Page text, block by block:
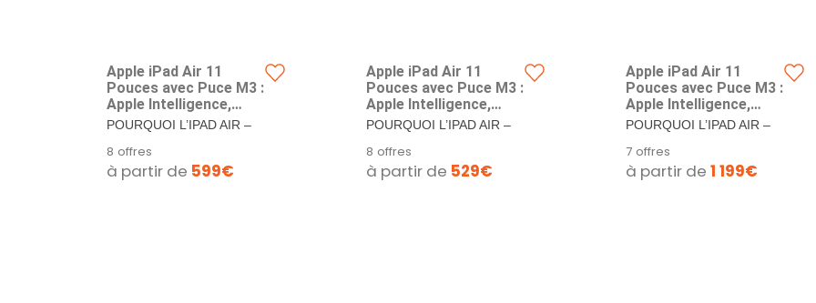
Apple iPad Air 11
Pouces avec Puce M3 :
Apple Intelligence,
écran Liquid Retina,
256 Go, caméras
Avant/arrière 12 Mpx,
Wi-FI 6E, Touch ID,
autonomie d’Une
POURQUOI L’IPAD AIR –
puissant et...
8 offres
à partir de 599€
Apple iPad Air 11
Pouces avec Puce M3 :
Apple Intelligence,
écran Liquid Retina,
128 Go, caméras
Avant/arrière 12 Mpx,
Wi-FI 6E, Touch ID,
autonomie d’Une
POURQUOI L’IPAD AIR –
puissant et...
8 offres
à partir de 529€
Apple iPad Air 11
Pouces avec Puce M3 :
Apple Intelligence,
écran Liquid Retina, 1
to, caméras
Avant/arrière 12 Mpx,
Wi-FI 6E, Touch ID,
autonomie d’Une
POURQUOI L’IPAD AIR –
puissant et...
7 offres
à partir de 1 199€